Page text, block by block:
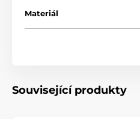
Materiál
Související produkty